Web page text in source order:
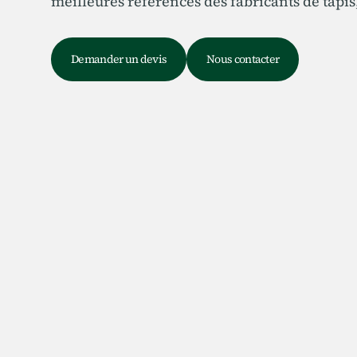
Demander un devis Nous contacter